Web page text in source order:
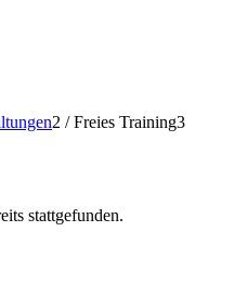
2 / Freies Training3
stattgefunden.